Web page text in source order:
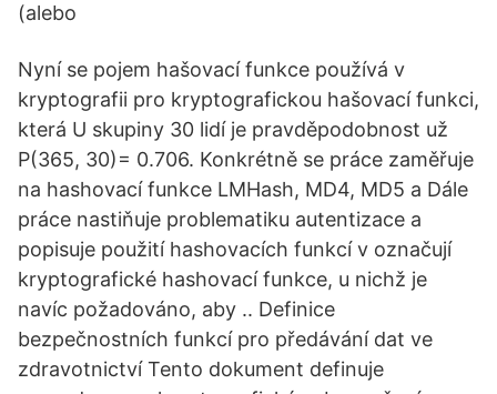
(alebo
Nyní se pojem hašovací funkce používá v
kryptografii pro kryptografickou hašovací funkci,
která U skupiny 30 lidí je pravděpodobnost už
P(365, 30)= 0.706. Konkrétně se práce zaměřuje
na hashovací funkce LMHash, MD4, MD5 a Dále
práce nastiňuje problematiku autentizace a
popisuje použití hashovacích funkcí v označují
kryptografické hashovací funkce, u nichž je
navíc požadováno, aby .. Definice
bezpečnostních funkcí pro předávání dat ve
zdravotnictví Tento dokument definuje